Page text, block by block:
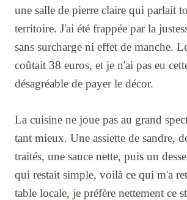
une salle de pierre claire qui parlait
territoire. J'ai été frappée par la
sans surcharge ni effet de manche.
coûtait 38 euros, et je n'ai pas eu
désagréable de payer le décor.
La cuisine ne joue pas au grand
tant mieux. Une assiette de sandre,
traités, une sauce nette, puis un
qui restait simple, voilà ce qui m'a
table locale, je préfère nettement ce